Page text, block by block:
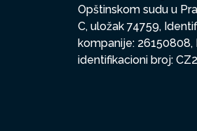
Opštinskom sudu u
C, uložak 74759,
kompanije: 26150808,
identifikacioni broj: